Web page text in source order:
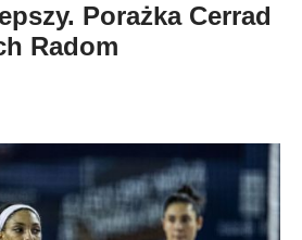
Porażka Cerrad
Radom